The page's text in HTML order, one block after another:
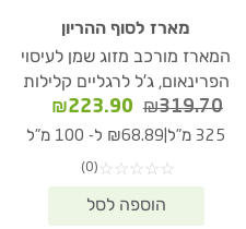
מארז לסוף ההריון
המארז מורכב מזוג שמן לעיסוי
הפרינאום, ג'ל לרגליים קלילות
₪319.70
המחיר
המקורי
₪319.70.
₪223.90
הנוכחי
325 מ"ל ₪68.89 ל- 100 מ"ל
☆
☆
☆
☆
☆
(0)